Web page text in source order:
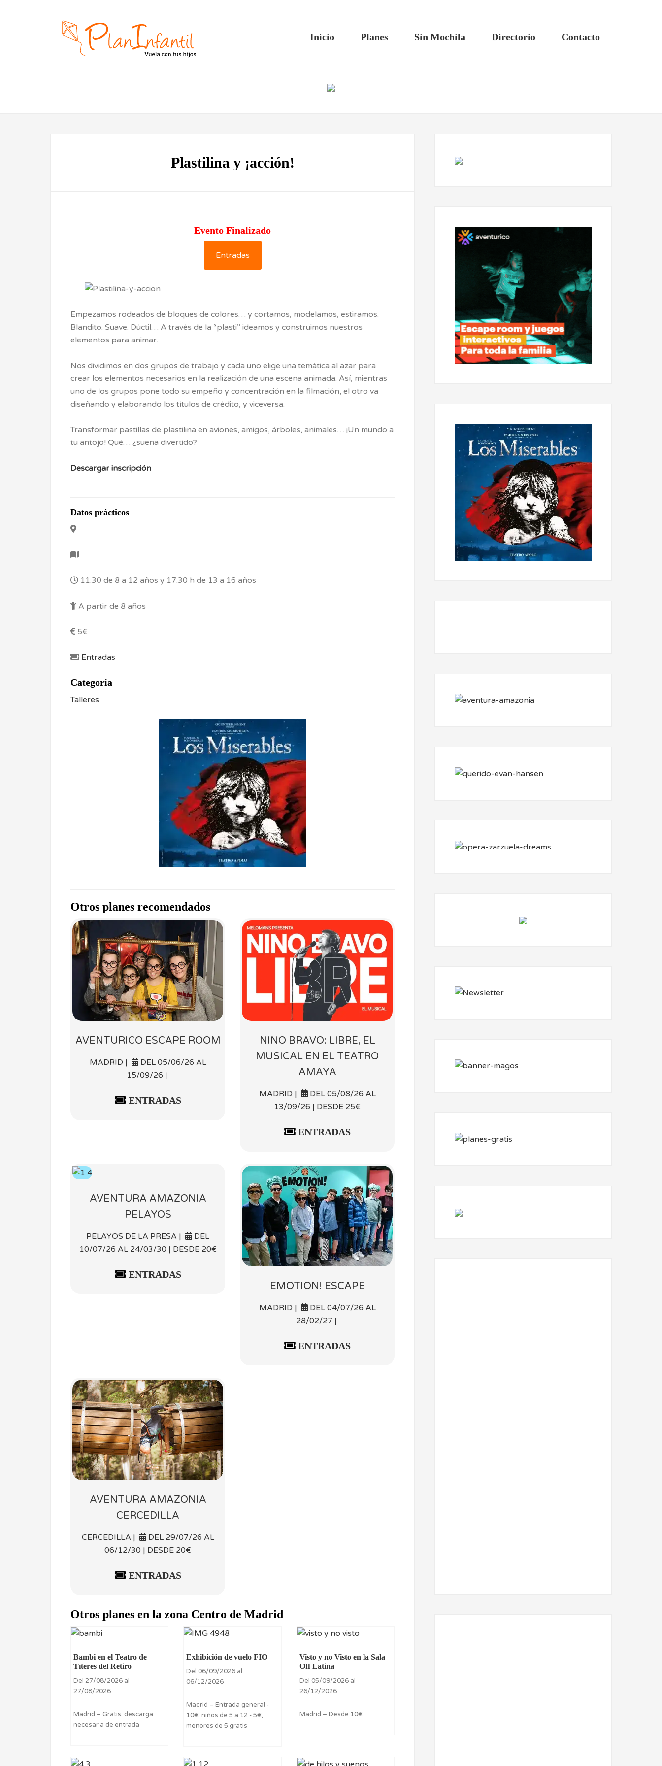
Inicio Planes Sin Mochila Directorio Contacto
Plastilina y ¡acción!
Evento Finalizado
Entradas
Empezamos rodeados de bloques de colores… y cortamos, modelamos, estiramos.
Blandito. Suave. Dúctil… A través de la “plasti” ideamos y construimos nuestros
elementos para animar.
Nos dividimos en dos grupos de trabajo y cada uno elige una temática al azar para
crear los elementos necesarios en la realización de una escena animada. Así, mientras
uno de los grupos pone todo su empeño y concentración en la filmación, el otro va
diseñando y elaborando los títulos de crédito, y viceversa.
Transformar pastillas de plastilina en aviones, amigos, árboles, animales… ¡Un mundo a
tu antojo! Qué… ¿suena divertido?
Descargar inscripción
Datos prácticos
11:30 de 8 a 12 años y 17:30 h de 13 a 16 años
A partir de 8 años
5€
Entradas
Categoría
Talleres
Otros planes recomendados
AVENTURICO ESCAPE ROOM
MADRID |
DEL 05/06/26 AL
15/09/26 |
ENTRADAS
NINO BRAVO: LIBRE, EL
MUSICAL EN EL TEATRO
AMAYA
MADRID |
DEL 05/08/26 AL
13/09/26 | DESDE 25€
ENTRADAS
AVENTURA AMAZONIA
PELAYOS
PELAYOS DE LA PRESA |
DEL
10/07/26 AL 24/03/30 | DESDE 20€
ENTRADAS
EMOTION! ESCAPE
MADRID |
DEL 04/07/26 AL
28/02/27 |
ENTRADAS
AVENTURA AMAZONIA
CERCEDILLA
CERCEDILLA |
DEL 29/07/26 AL
06/12/30 | DESDE 20€
ENTRADAS
Otros planes en la zona Centro de Madrid
Bambi en el Teatro de
Títeres del Retiro
Del 27/08/2026 al
27/08/2026
Madrid – Gratis, descarga
necesaria de entrada
Exhibición de vuelo FIO
Del 06/09/2026 al
06/12/2026
Madrid – Entrada general -
10€, niños de 5 a 12 - 5€,
menores de 5 gratis
Visto y no Visto en la Sala
Off Latina
Del 05/09/2026 al
26/12/2026
Madrid – Desde 10€